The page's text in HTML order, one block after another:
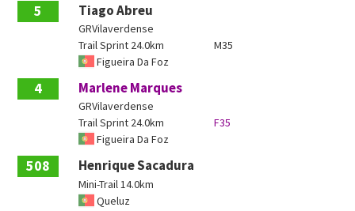
5 Tiago Abreu
GRVilaverdense
Trail Sprint 24.0km
M35
Figueira Da Foz
4 Marlene Marques
GRVilaverdense
Trail Sprint 24.0km
F35
Figueira Da Foz
508 Henrique Sacadura
Mini-Trail 14.0km
Queluz